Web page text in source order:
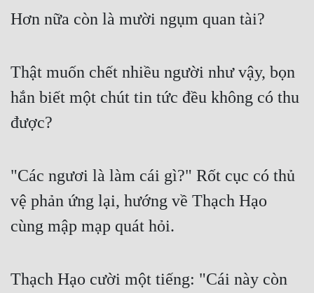
Hơn nữa còn là mười ngụm quan tài?
Thật muốn chết nhiều người như vậy, bọn
hắn biết một chút tin tức đều không có thu
được?
"Các ngươi là làm cái gì?" Rốt cục có thủ
vệ phản ứng lại, hướng về Thạch Hạo
cùng mập mạp quát hỏi.
Thạch Hạo cười một tiếng: "Cái này còn